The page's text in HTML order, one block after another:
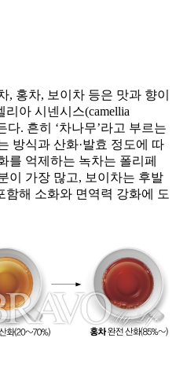
, 홍차, 보이차 등은 맛과 향이
아 시넨시스(camellia
다. 흔히 ‘차나무’라고 부르는
방식과 산화·발효 정도에 따
를 억제하는 녹차는 폴리페
이 가장 많고, 보이차는 후발
함해 소화와 면역력 강화에 도